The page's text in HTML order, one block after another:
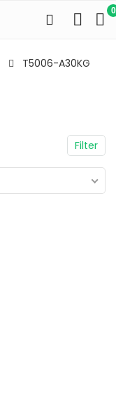
0
T5006-A30KG
Filter